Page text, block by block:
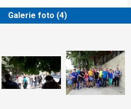
Galerie foto (4)